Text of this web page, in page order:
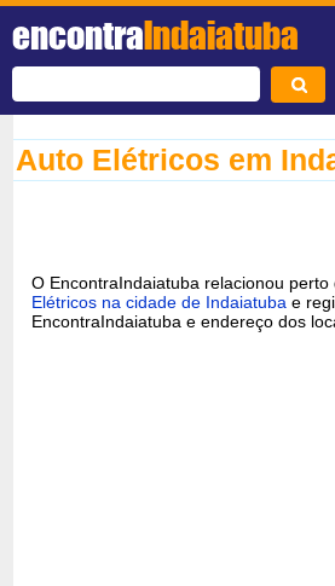
encontraIndaiatuba
Auto Elétricos em
O EncontraIndaiatuba relacionou
Elétricos na cidade de Indaiatuba e
EncontraIndaiatuba e endereço dos